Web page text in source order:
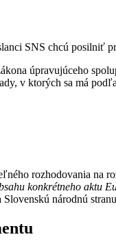
SNS chcú posilniť
úpravujúceho
v ktorých sa má
rozhodovania na
konkrétneho
národnú stranu